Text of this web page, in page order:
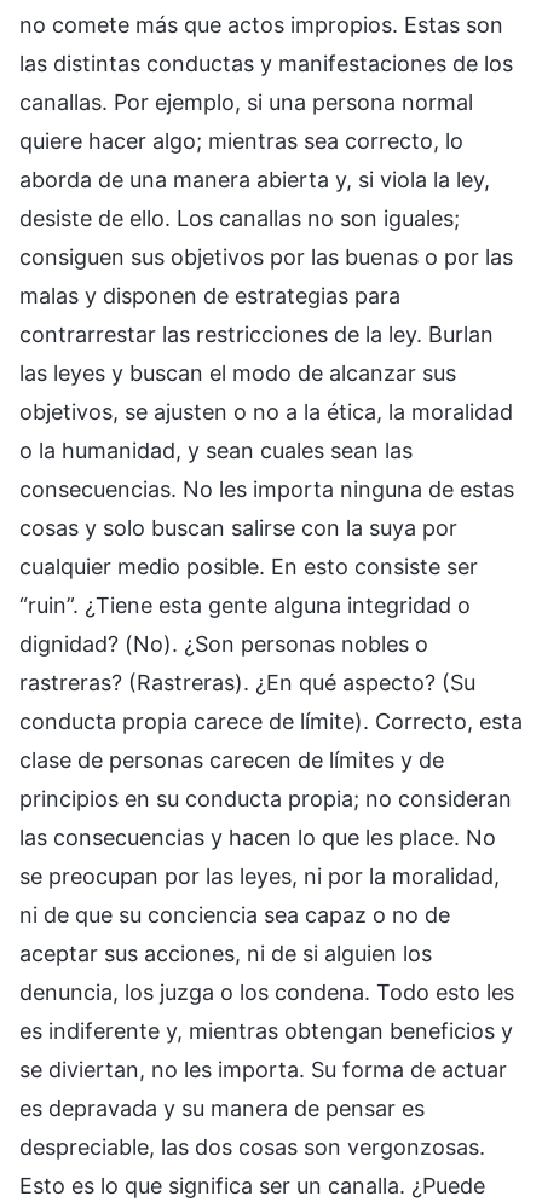
no comete más que actos impropios. Estas son
las distintas conductas y manifestaciones de los
canallas. Por ejemplo, si una persona normal
quiere hacer algo; mientras sea correcto, lo
aborda de una manera abierta y, si viola la ley,
desiste de ello. Los canallas no son iguales;
consiguen sus objetivos por las buenas o por las
malas y disponen de estrategias para
contrarrestar las restricciones de la ley. Burlan
las leyes y buscan el modo de alcanzar sus
objetivos, se ajusten o no a la ética, la moralidad
o la humanidad, y sean cuales sean las
consecuencias. No les importa ninguna de estas
cosas y solo buscan salirse con la suya por
cualquier medio posible. En esto consiste ser
“ruin”. ¿Tiene esta gente alguna integridad o
dignidad? (No). ¿Son personas nobles o
rastreras? (Rastreras). ¿En qué aspecto? (Su
conducta propia carece de límite). Correcto, esta
clase de personas carecen de límites y de
principios en su conducta propia; no consideran
las consecuencias y hacen lo que les place. No
se preocupan por las leyes, ni por la moralidad,
ni de que su conciencia sea capaz o no de
aceptar sus acciones, ni de si alguien los
denuncia, los juzga o los condena. Todo esto les
es indiferente y, mientras obtengan beneficios y
se diviertan, no les importa. Su forma de actuar
es depravada y su manera de pensar es
despreciable, las dos cosas son vergonzosas.
Esto es lo que significa ser un canalla. ¿Puede